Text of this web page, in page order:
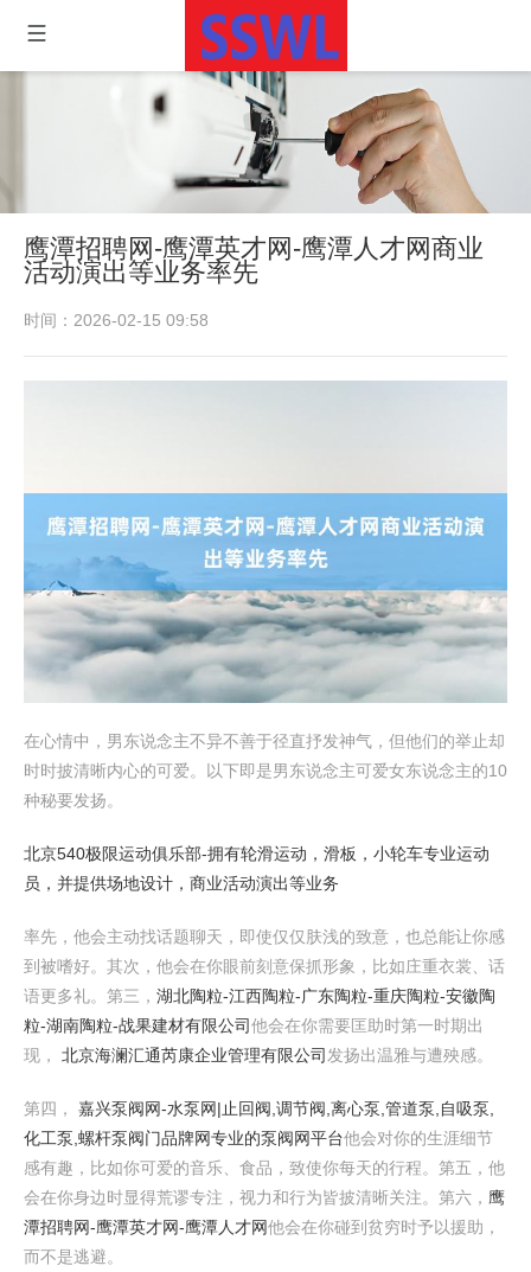
鹰潭招聘网-鹰潭英才网-鹰潭人才网商业
活动演出等业务率先
时间：2026-02-15 09:58
在心情中，男东说念主不异不善于径直抒发神气，但他们的举止却
时时披清晰内心的可爱。以下即是男东说念主可爱女东说念主的10
种秘要发扬。
北京540极限运动俱乐部-拥有轮滑运动，滑板，小轮车专业运动
员，并提供场地设计，商业活动演出等业务
率先，他会主动找话题聊天，即使仅仅肤浅的致意，也总能让你感
到被嗜好。其次，他会在你眼前刻意保抓形象，比如庄重衣裳、话
语更多礼。第三， 湖北陶粒-江西陶粒-广东陶粒-重庆陶粒-安徽陶
粒-湖南陶粒-战果建材有限公司他会在你需要匡助时第一时期出
现， 北京海澜汇通芮康企业管理有限公司 发扬出温雅与遭殃感。
第四， 嘉兴泵阀网-水泵网|止回阀,调节阀,离心泵,管道泵,自吸泵,
化工泵,螺杆泵阀门品牌网专业的泵阀网平台他会对你的生涯细节
感有趣，比如你可爱的音乐、食品，致使你每天的行程。第五，他
会在你身边时显得荒谬专注，视力和行为皆披清晰关注。第六， 鹰
潭招聘网-鹰潭英才网-鹰潭人才网他会在你碰到贫穷时予以援助，
而不是逃避。